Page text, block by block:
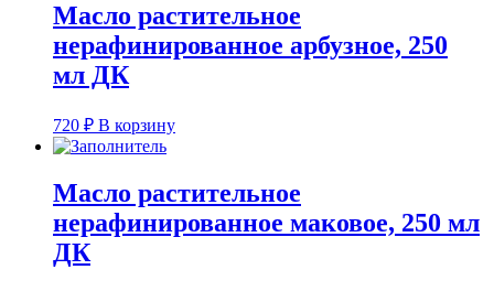
Масло растительное
нерафинированное арбузное, 250
мл ДК
720 ₽ В корзину
Масло растительное
нерафинированное маковое, 250 мл
ДК